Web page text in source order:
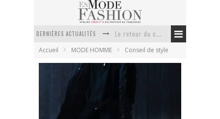
DERNIÈRES ACTUALITÉS
Doudoune pour femme : choisir la pièce idéale entre style, chaleur et durabilité
La trousse de toilette : l’accessoire indispensable de voyage
Accueil MODE HOMME Conseil de style